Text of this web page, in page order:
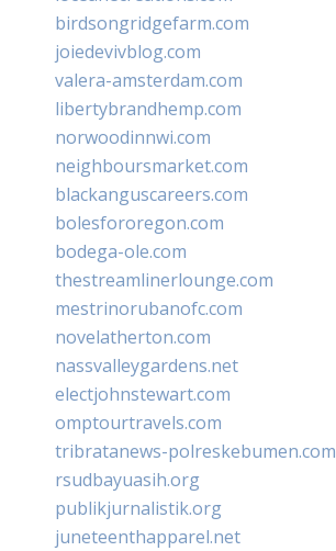
birdsongridgefarm.com
joiedevivblog.com
valera-amsterdam.com
libertybrandhemp.com
norwoodinnwi.com
neighboursmarket.com
blackanguscareers.com
bolesfororegon.com
bodega-ole.com
thestreamlinerlounge.com
mestrinorubanofc.com
novelatherton.com
nassvalleygardens.net
electjohnstewart.com
omptourtravels.com
tribratanews-polreskebumen.com
rsudbayuasih.org
publikjurnalistik.org
juneteenthapparel.net